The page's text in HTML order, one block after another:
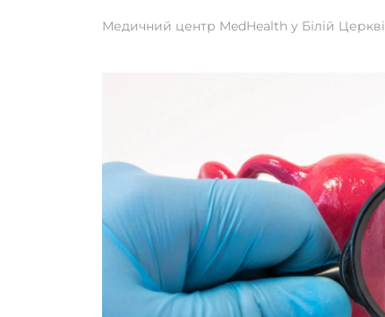
Медичний центр MedHealth у Білій Церкві